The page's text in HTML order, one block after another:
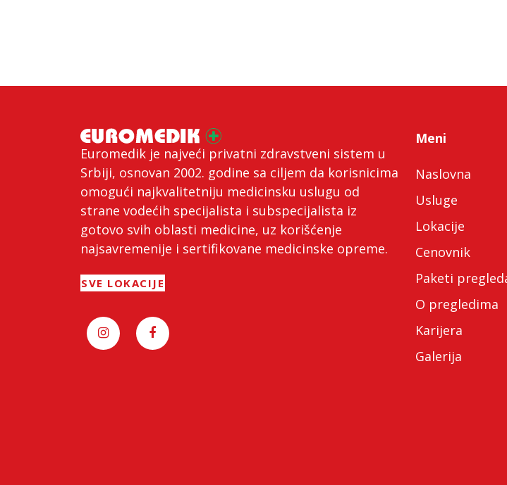
Euromedik je najveći privatni zdravstveni sistem u
Srbiji, osnovan 2002. godine sa ciljem da korisnicima
omogući najkvalitetniju medicinsku uslugu od
strane vodećih specijalista i subspecijalista iz
gotovo svih oblasti medicine, uz korišćenje
najsavremenije i sertifikovane medicinske opreme.
SVE LOKACIJE
Meni
Naslovna
Usluge
Lokacije
Cenovnik
Paketi
O pregledima
Karijera
Galerija